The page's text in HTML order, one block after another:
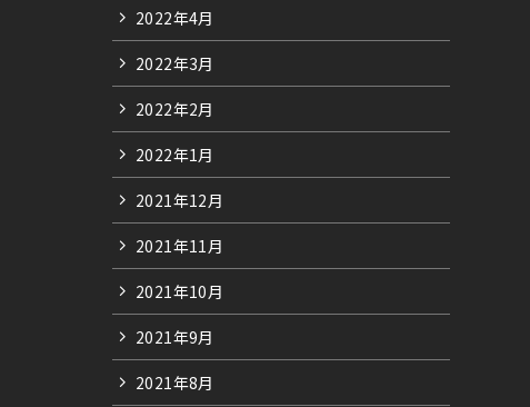
2022年4月
2022年3月
2022年2月
2022年1月
2021年12月
2021年11月
2021年10月
2021年9月
2021年8月